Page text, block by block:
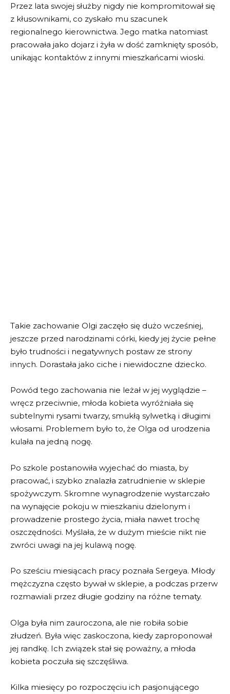
Przez lata swojej służby nigdy nie kompromitował się
z kłusownikami, co zyskało mu szacunek
regionalnego kierownictwa. Jego matka natomiast
pracowała jako dojarz i żyła w dość zamknięty sposób,
unikając kontaktów z innymi mieszkańcami wioski.
Takie zachowanie Olgi zaczęło się dużo wcześniej,
jeszcze przed narodzinami córki, kiedy jej życie pełne
było trudności i negatywnych postaw ze strony
innych. Dorastała jako ciche i niewidoczne dziecko.
Powód tego zachowania nie leżał w jej wyglądzie –
wręcz przeciwnie, młoda kobieta wyróżniała się
subtelnymi rysami twarzy, smukłą sylwetką i długimi
włosami. Problemem było to, że Olga od urodzenia
kulała na jedną nogę.
Po szkole postanowiła wyjechać do miasta, by
pracować, i szybko znalazła zatrudnienie w sklepie
spożywczym. Skromne wynagrodzenie wystarczało
na wynajęcie pokoju w mieszkaniu dzielonym i
prowadzenie prostego życia, miała nawet trochę
oszczędności. Myślała, że w dużym mieście nikt nie
zwróci uwagi na jej kulawą nogę.
Po sześciu miesiącach pracy poznała Sergeya. Młody
mężczyzna często bywał w sklepie, a podczas przerw
rozmawiali przez długie godziny na różne tematy.
Olga była nim zauroczona, ale nie robiła sobie
złudzeń. Była więc zaskoczona, kiedy zaproponował
jej randkę. Ich związek stał się poważny, a młoda
kobieta poczuła się szczęśliwa.
Kilka miesięcy po rozpoczęciu ich pasjonującego